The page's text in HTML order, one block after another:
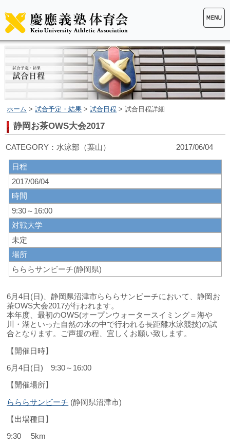
ホーム >試合予定・結果 >試合日程 > 試合日程詳細
静岡お茶OWS大会2017
CATEGORY：水泳部（葉山） 2017/06/04
日程
2017/06/04
時間
9:30～16:00
対戦大学
未定
場所
らららサンビーチ(静岡県)
6月4日(日)、静岡県沼津市らららサンビーチにおいて、静岡お
茶OWS大会2017が行われます。
本年度、最初のOWS(オープンウォータースイミング＝海や
川・湖といった自然の水の中で行われる長距離水泳競技)の試
合となります。ご声援の程、宜しくお願い致します。
【開催日時】
6月4日(日) 9:30～16:00
【開催場所】
らららサンビーチ (静岡県沼津市)
【出場種目】
9:30 5km